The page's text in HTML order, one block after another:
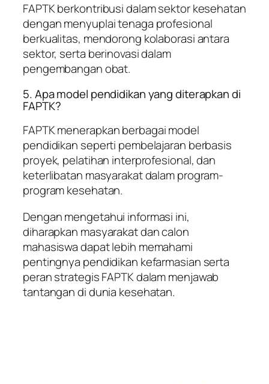
FAPTK berkontribusi dalam sektor kesehatan
dengan menyuplai tenaga profesional
berkualitas, mendorong kolaborasi antara
sektor, serta berinovasi dalam
pengembangan obat.
5. Apa model pendidikan yang diterapkan di
FAPTK?
FAPTK menerapkan berbagai model
pendidikan seperti pembelajaran berbasis
proyek, pelatihan interprofesional, dan
keterlibatan masyarakat dalam program-
program kesehatan.
Dengan mengetahui informasi ini,
diharapkan masyarakat dan calon
mahasiswa dapat lebih memahami
pentingnya pendidikan kefarmasian serta
peran strategis FAPTK dalam menjawab
tantangan di dunia kesehatan.